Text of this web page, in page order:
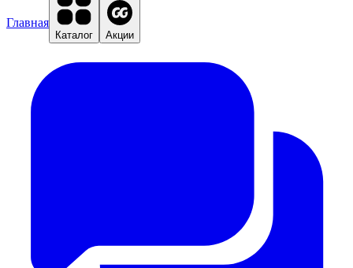
Главная
Каталог Акции